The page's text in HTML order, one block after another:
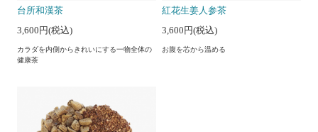
台所和漢茶
3,600円(税込)
カラダを内側からきれいにする一物全体の
健康茶
紅花生姜人参茶
3,600円(税込)
お腹を芯から温める